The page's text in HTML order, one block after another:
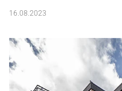
16.08.2023